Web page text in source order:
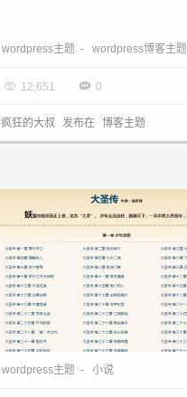
wordpress主题 - wordpress博客主题
 12,651  0
疯狂的大叔 发布在 博客主题
wordpress主题 - 小说